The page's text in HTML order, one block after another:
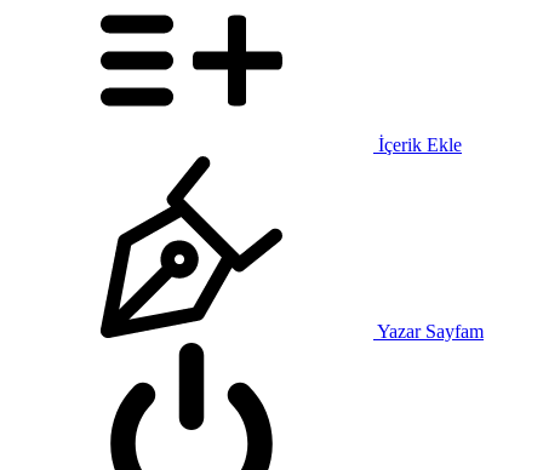
İçerik Ekle
Yazar Sayfam